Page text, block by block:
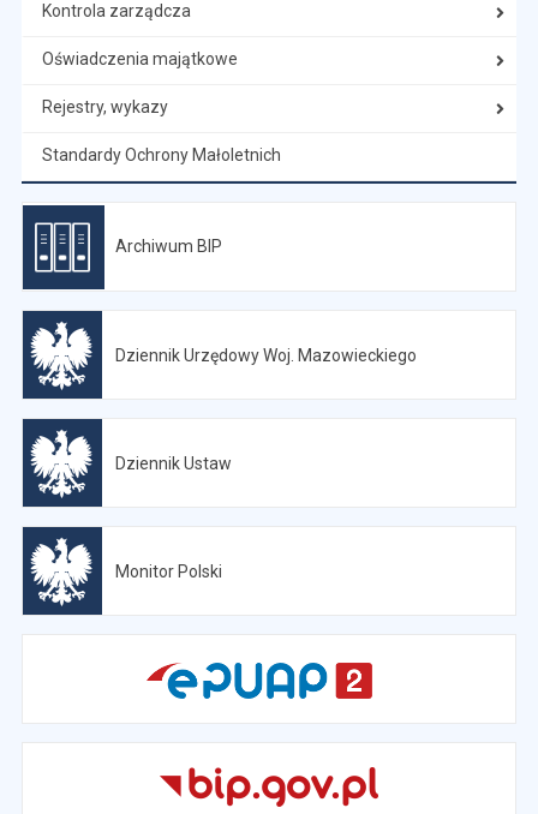
Kontrola zarządcza
Oświadczenia majątkowe
Rejestry, wykazy
Standardy Ochrony Małoletnich
Archiwum BIP
Dziennik Urzędowy Woj. Mazowieckiego
Dziennik Ustaw
Monitor Polski